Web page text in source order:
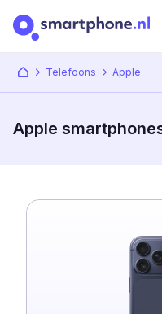
Telefoons Apple
Apple